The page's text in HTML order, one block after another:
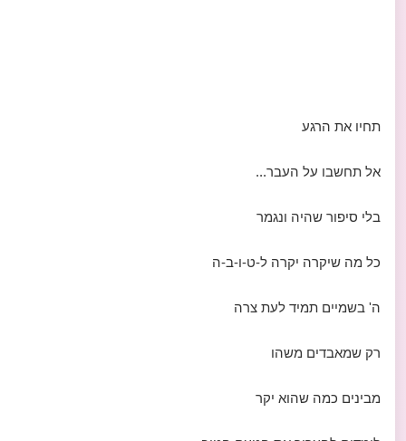
תחיו את הרגע
אל תחשבו על העבר...
בלי סיפור שהיה ונגמר
כל מה שיקרה יקרה ל-ט-ו-ב-ה
ה' בשמיים תמיד לעת צרה
רק שמאבדים משהו
מבינים כמה שהוא יקר